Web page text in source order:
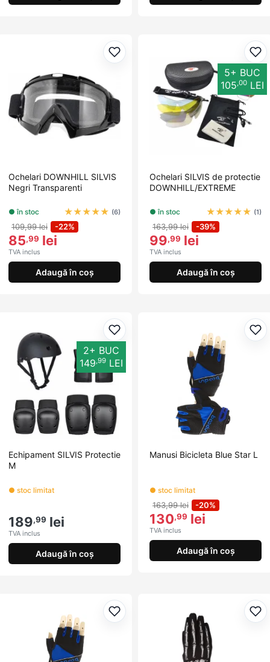
Adaugă la favorite
Ochelari DOWNHILL SILVIS
Negri Transparenti
● în stoc ★★★★★ (6)
109,99 lei -22%
85,99 lei
TVA inclus
Adaugă în coș
5+ BUC
105,00 LEI
Ochelari SILVIS de protectie
DOWNHILL/EXTREME
● în stoc ★★★★★ (1)
163,99 lei -39%
99,99 lei
TVA inclus
Adaugă în coș
Adaugă la favorite
2+ BUC
149,99 LEI
Echipament SILVIS Protectie
M
● stoc limitat
189,99 lei
TVA inclus
Adaugă în coș
Manusi Bicicleta Blue Star L
● stoc limitat
163,99 lei -20%
130,99 lei
TVA inclus
Adaugă în coș
Adaugă la favorite